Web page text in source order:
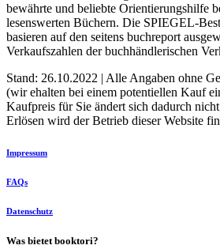
bewährte und beliebte Orientierungshilfe
lesenswerten Büchern. Die SPIEGEL-
basieren auf den seitens buchreport
Verkaufszahlen der buchhändlerischen
Stand: 26.10.2022 | Alle Angaben ohne
(wir ehalten bei einem potentiellen Kauf
Kaufpreis für Sie ändert sich dadurch
Erlösen wird der Betrieb dieser Website
Impressum
FAQs
Datenschutz
Was bietet booktori?